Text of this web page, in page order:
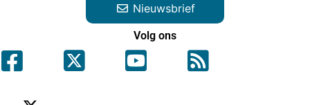
Nieuwsbrief
Volg ons